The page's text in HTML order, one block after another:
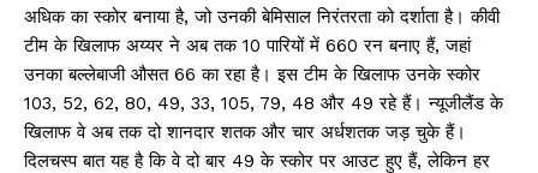
अधिक का स्कोर बनाया है, जो उनकी बेमिसाल निरंतरता को दर्शाता है। कीवी
टीम के खिलाफ अय्यर ने अब तक 10 पारियों में 660 रन बनाए हैं, जहां
उनका बल्लेबाजी औसत 66 का रहा है। इस टीम के खिलाफ उनके स्कोर
103, 52, 62, 80, 49, 33, 105, 79, 48 और 49 रहे हैं। न्यूजीलैंड के
खिलाफ वे अब तक दो शानदार शतक और चार अर्धशतक जड़ चुके हैं।
दिलचस्प बात यह है कि वे दो बार 49 के स्कोर पर आउट हुए हैं, लेकिन हर